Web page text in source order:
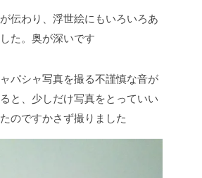
伝わり、浮世絵にもいろいろあ
た。奥が深いです
パシャ写真を撮る不謹慎な音が
と、少しだけ写真をとっていい
のですかさず撮りました